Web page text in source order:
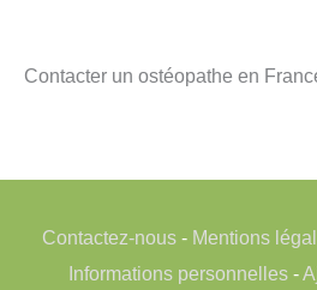
Contacter un ostéopathe en
Contactez-nous- Mentions
Informations personnelles -